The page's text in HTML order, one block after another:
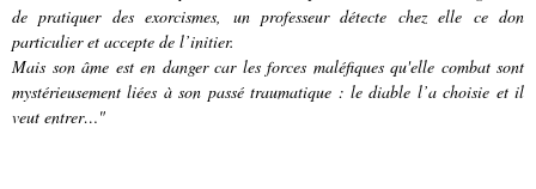
de pratiquer des exorcismes, un professeur détecte chez elle ce don
particulier et accepte de l’initier.
Mais son âme est en danger car les forces maléfiques qu'elle combat sont
mystérieusement liées à son passé traumatique : le diable l’a choisie et il
veut entrer…"